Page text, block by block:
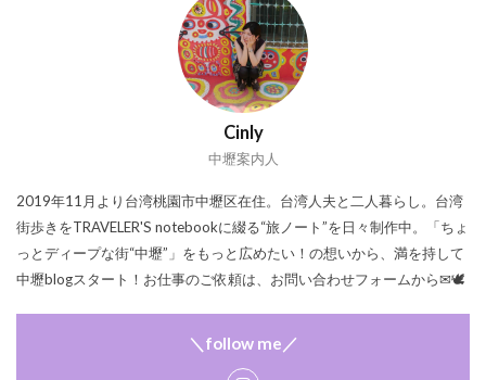
Cinly
中壢案内人
2019年11月より台湾桃園市中壢区在住。台湾人夫と二人暮らし。台湾
街歩きをTRAVELER'S notebookに綴る“旅ノート”を日々制作中。「ちょ
っとディープな街“中壢”」をもっと広めたい！の想いから、満を持して
中壢blogスタート！お仕事のご依頼は、お問い合わせフォームから✉🕊
＼follow me／